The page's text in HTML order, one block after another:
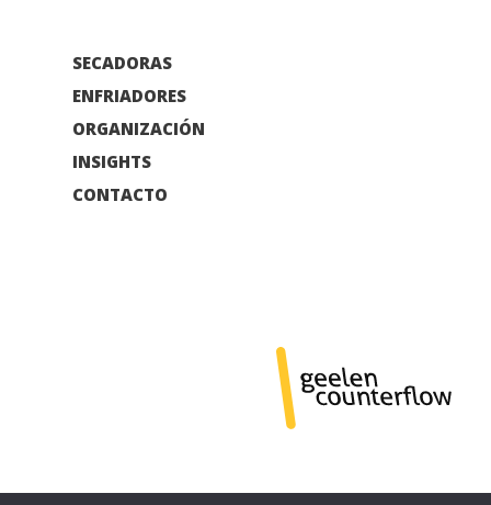
SECADORAS
ENFRIADORES
ORGANIZACIÓN
INSIGHTS
CONTACTO